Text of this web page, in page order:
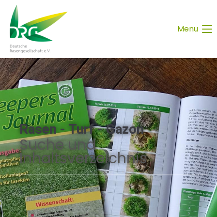
Menu
Rasen - Turf - Gazon
Suche und
Inhaltsverzeichnis